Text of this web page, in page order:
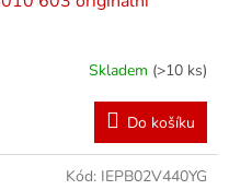
Skladem (>10 ks)
Do košíku
Kód: IEPB02V440YG